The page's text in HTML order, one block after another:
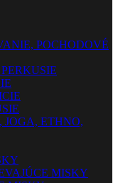
POCHODOVÉ
ETHNO,
MISKY